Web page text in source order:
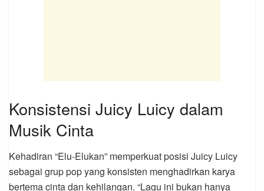
Konsistensi Juicy Luicy dalam
Musik Cinta
Kehadiran “Elu-Elukan” memperkuat posisi Juicy Luicy
sebagai grup pop yang konsisten menghadirkan karya
bertema cinta dan kehilangan. “Lagu ini bukan hanya